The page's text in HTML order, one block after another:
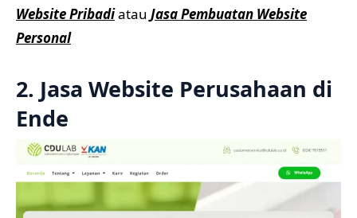
Website Pribadiatau Jasa Pembuatan Website
Personal
2. Jasa Website Perusahaan di
Ende